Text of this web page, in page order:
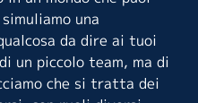
una
da dire ai tuoi
un piccolo team, ma di
che si tratta dei